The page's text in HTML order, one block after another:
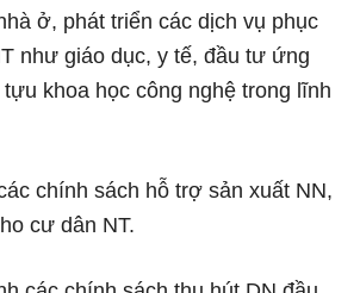
ở, phát triển các dịch vụ phục
như giáo dục, y tế, đầu tư ứng
khoa học công nghệ trong lĩnh
chính sách hỗ trợ sản xuất NN,
cư dân NT.